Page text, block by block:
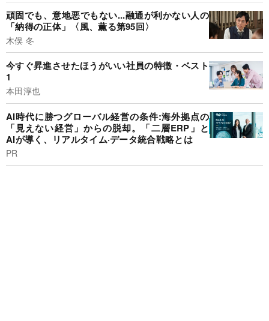
頑固でも、意地悪でもない...融通が利かない人の
「納得の正体」〈風、薫る第95回〉
木俣 冬
今すぐ昇進させたほうがいい社員の特徴・ベスト
1
本田淳也
AI時代に勝つグローバル経営の条件:海外拠点の
「見えない経営」からの脱却。「二層ERP」と
AIが導く、リアルタイム·データ統合戦略とは
PR